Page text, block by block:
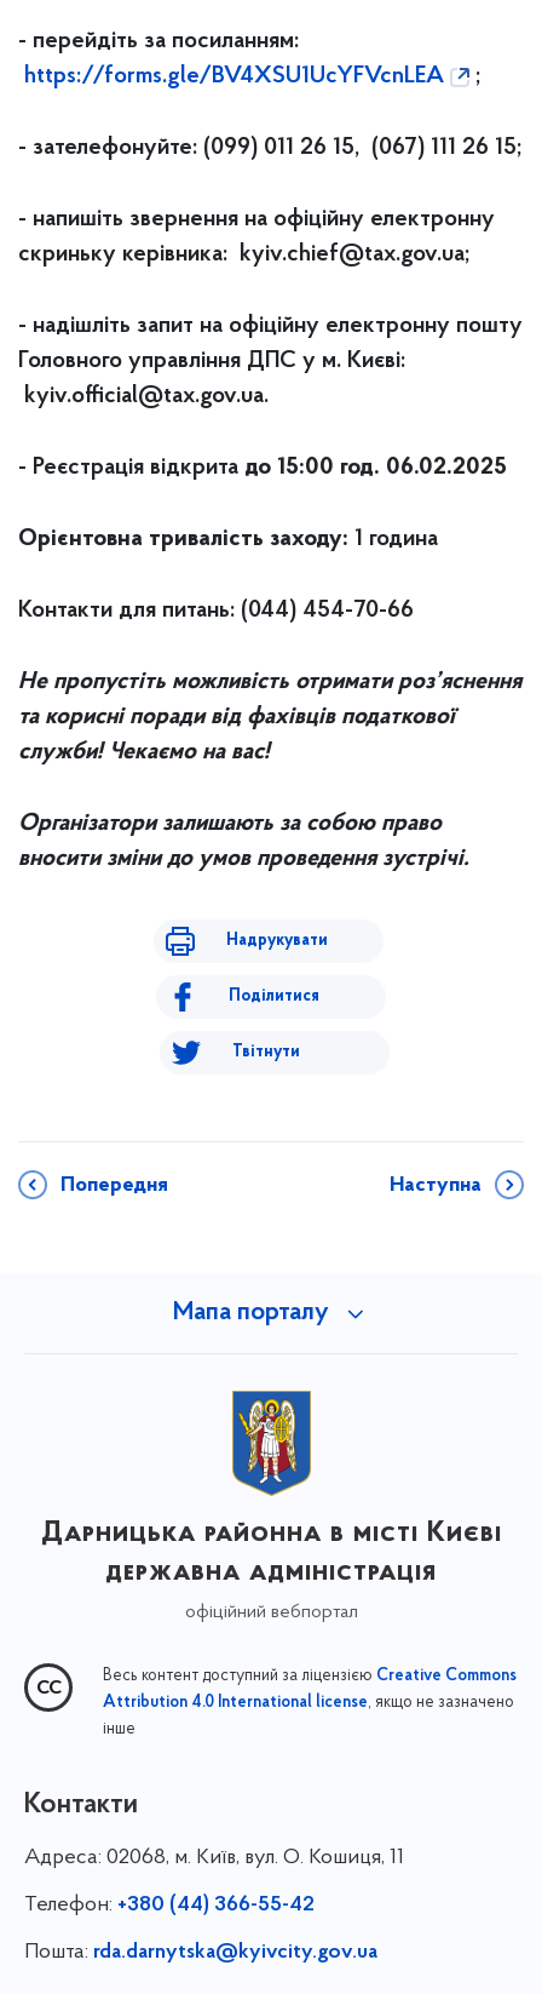
- перейдіть за посиланням:
https://forms.gle/BV4XSU1UcYFVcnLEA
;
- зателефонуйте: (099) 011 26 15, (067) 111 26 15;
- напишіть звернення на офіційну електронну
скриньку керівника: kyiv.chief@tax.gov.ua;
- надішліть запит на офіційну електронну пошту
Головного управління ДПС у м. Києві:
kyiv.official@tax.gov.ua.
- Реєстрація відкрита до 15:00 год. 06.02.2025
Орієнтовна тривалість заходу: 1 година
Контакти для питань: (044) 454-70-66
Не пропустіть можливість отримати роз’яснення
та корисні поради від фахівців податкової
служби! Чекаємо на вас!
Організатори залишають за собою право
вносити зміни до умов проведення зустрічі.
Надрукувати
Поділитися
Твітнути
Попередня Наступна
Мапа порталу
Дарницька районна в місті Києві
державна адміністрація
офіційний вебпортал
Весь контент доступний за ліцензією Creative Commons
Attribution 4.0 International license, якщо не зазначено
інше
Контакти
Адреса: 02068, м. Київ, вул. О. Кошиця, 11
Телефон: +380 (44) 366-55-42
Пошта: rda.darnytska@kyivcity.gov.ua